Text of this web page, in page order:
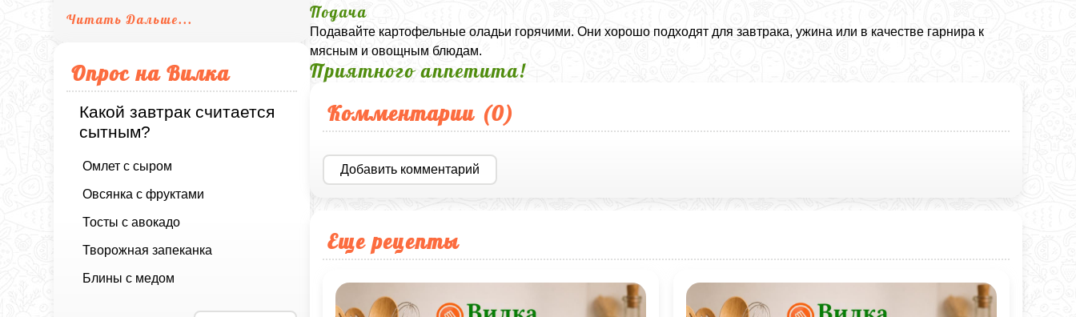
Читать Дальше...
Опрос на Вилка
Какой завтрак считается
сытным?
Омлет с сыром
Овсянка с фруктами
Тосты с авокадо
Творожная запеканка
Блины с медом
Подача
Подавайте картофельные оладьи горячими. Они хорошо подходят для завтрака, ужина или в качестве гарнира к
мясным и овощным блюдам.
Приятного аппетита!
Комментарии (0)
Добавить комментарий
Еще рецепты